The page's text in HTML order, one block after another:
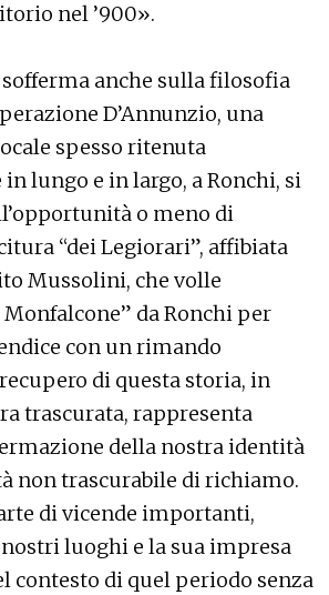
nel ’900».
anche sulla filosofia
D’Annunzio, una
spesso ritenuta
lungo e in largo, a Ronchi, si
o meno di
“dei Legiorari”, affibiata
Mussolini, che volle
da Ronchi per
con un rimando
di questa storia, in
trascurata, rappresenta
della nostra identità
non trascurabile di richiamo.
di vicende importanti,
luoghi e la sua impresa
contesto di quel periodo senza